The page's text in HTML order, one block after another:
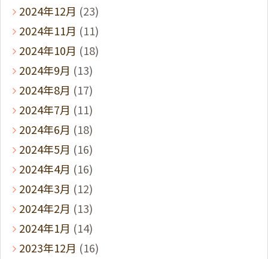
2024年12月 (23)
2024年11月 (11)
2024年10月 (18)
2024年9月 (13)
2024年8月 (17)
2024年7月 (11)
2024年6月 (18)
2024年5月 (16)
2024年4月 (16)
2024年3月 (12)
2024年2月 (13)
2024年1月 (14)
2023年12月 (16)